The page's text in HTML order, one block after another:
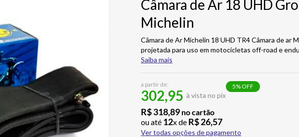
Câmara de Ar 18 UHD
Michelin
Câmara de Ar Michelin 18 UHD TR4 Câmara de ar
projetada para uso em motocicletas off-road e
Saiba mais
a partir de:
302,95 à vista no pix
5% OFF
R$318,89 no cartão
ou até 12x de R$26,57
Ver todas opções de pagamento